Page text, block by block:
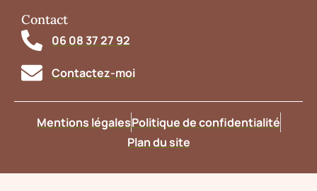
Contact
06 08 37 27 92
Contactez-moi
Mentions légalesPolitique de confidentialité
Plan du site